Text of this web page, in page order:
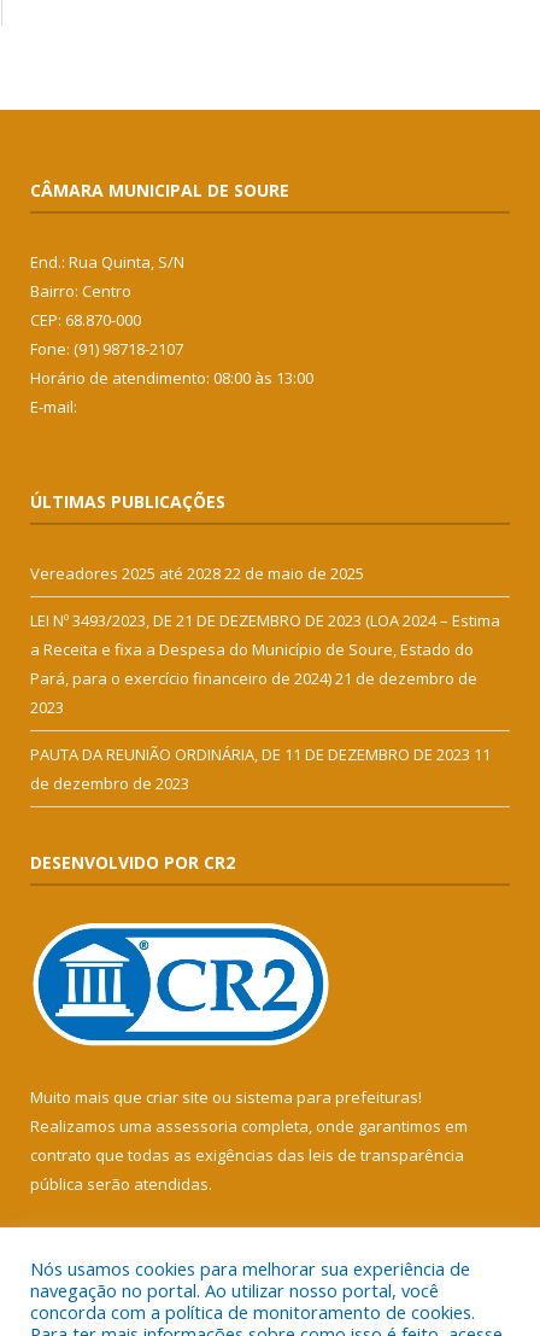
CÂMARA MUNICIPAL DE SOURE
End.: Rua Quinta, S/N
Bairro: Centro
CEP: 68.870-000
Fone: (91) 98718-2107
Horário de atendimento: 08:00 às 13:00
E-mail:
ÚLTIMAS PUBLICAÇÕES
Vereadores 2025 até 202822 de maio de 2025
LEI Nº 3493/2023, DE 21 DE DEZEMBRO DE 2023 (LOA 2024 – Estima
a Receita e fixa a Despesa do Município de Soure, Estado do
Pará, para o exercício financeiro de 2024)21 de dezembro de
2023
PAUTA DA REUNIÃO ORDINÁRIA, DE 11 DE DEZEMBRO DE 2023 11
de dezembro de 2023
DESENVOLVIDO POR CR2
Muito mais que criar site ou sistema para prefeituras!
Realizamos uma assessoria completa, onde garantimos em
contrato que todas as exigências das leis de transparência
pública serão atendidas.
Nós usamos cookies para melhorar sua experiência de
navegação no portal. Ao utilizar nosso portal, você
concorda com a política de monitoramento de cookies.